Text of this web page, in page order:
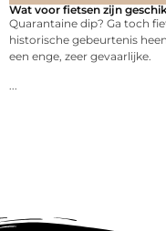
Wat voor fietsen zijn
Quarantaine dip? Ga toch
historische gebeurtenis
een enge, zeer gevaarlijke.
...